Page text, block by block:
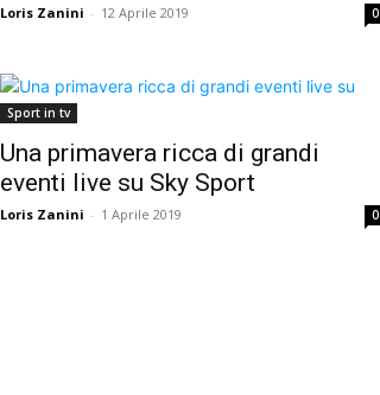
Loris Zanini - 12 Aprile 2019 0
Sport in tv
Una primavera ricca di grandi
eventi live su Sky Sport
Loris Zanini - 1 Aprile 2019 0